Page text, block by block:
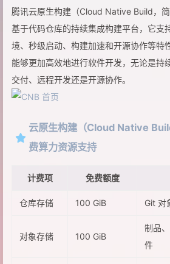
腾讯云原生构建（Cloud Native Build，
基于代码仓库的持续集成构建平台，它支
境、秒级启动、构建加速和开源协作等特
能够更加高效地进行软件开发，无论是持
交付、远程开发还是开源协作。
云原生构建（Cloud Native
费算力资源支持
计费项 免费额度
仓库存储 100 GiB Git 对
对象存储 100 GiB
制品
件